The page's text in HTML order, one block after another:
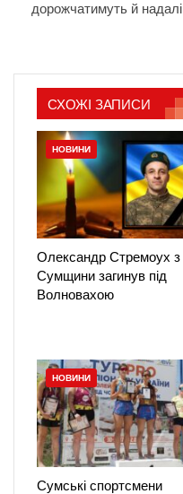
дорожчатимуть й надалі
СХОЖІ ЗАПИСИ
НОВИНИ
Олександр Стремоух з
Сумщини загинув під
Волновахою
НОВИНИ
Сумські спортсмени